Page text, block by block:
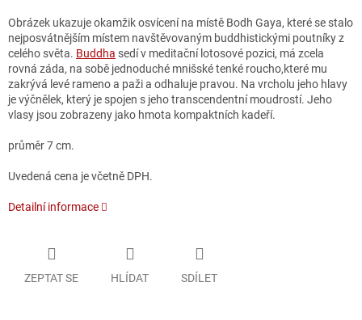
Obrázek ukazuje okamžik osvícení na místě Bodh Gaya, které se stalo
nejposvátnějším místem navštěvovaným buddhistickými poutníky z
celého světa. Buddha sedí v meditační lotosové pozici, má zcela
rovná záda, na sobě jednoduché mnišské tenké roucho,které mu
zakrývá levé rameno a paži a odhaluje pravou. Na vrcholu jeho hlavy
je výčnělek, který je spojen s jeho transcendentní moudrostí. Jeho
vlasy jsou zobrazeny jako hmota kompaktních kadeří.
průměr 7 cm.
Uvedená cena je včetně DPH.
Detailní informace
ZEPTAT SE HLÍDAT SDÍLET